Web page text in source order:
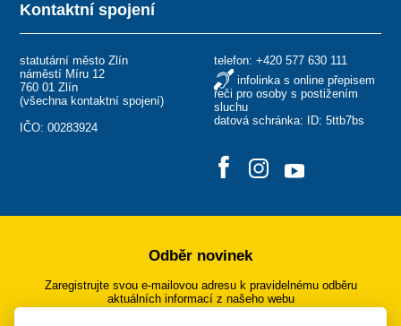
Kontaktní spojení
statutární město Zlín
náměstí Míru 12
760 01 Zlín
(všechna kontaktní spojení)
IČO: 00283924
telefon: +420 577 630 111
infolinka s online přepisem
řeči pro osoby s postižením
sluchu
datová schránka: ID: 5ttb7bs
Odběr novinek
Zaregistrujte svou e-mailovou adresu k pravidelnému odběru
aktuálních informací z našeho webu